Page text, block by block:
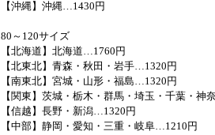
【沖縄】沖縄…1430円
80～120サイズ
【北海道】北海道…1760円
【北東北】青森・秋田・岩手…1320円
【南東北】宮城・山形・福島…1320円
【関東】茨城・栃木・群馬・埼玉・千葉・神
【信越】長野・新潟…1320円
【中部】静岡・愛知・三重・岐阜…1210円